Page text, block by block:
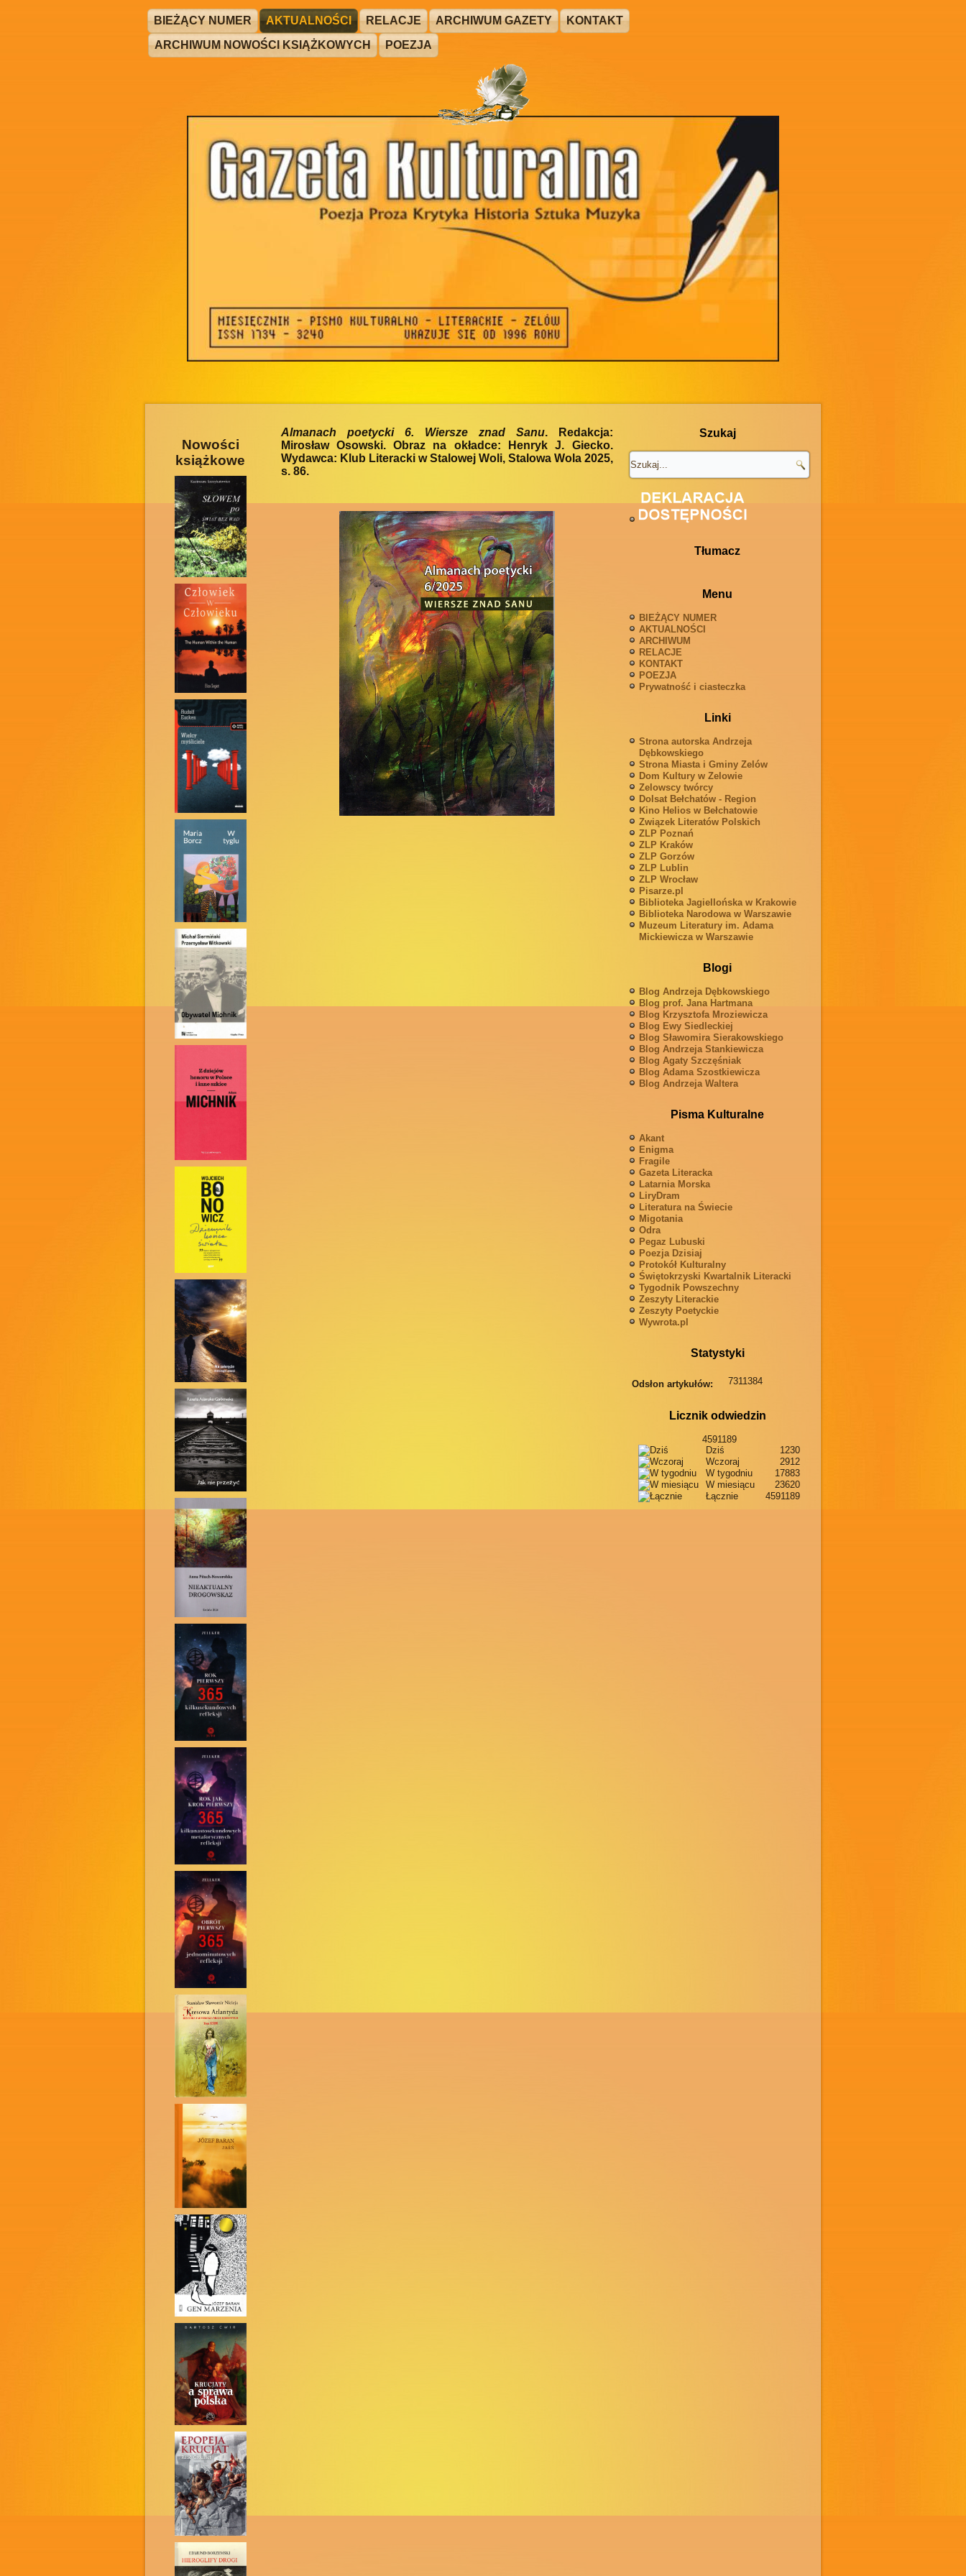
BIEŻĄCY NUMER AKTUALNOŚCI RELACJE ARCHIWUM GAZETY
KONTAKT
ARCHIWUM NOWOŚCI KSIĄŻKOWYCH
POEZJA
Nowości
książkowe
Almanach poetycki 6. Wiersze znad Sanu. Redakcja:
Mirosław Osowski. Obraz na okładce: Henryk J. Giecko.
Wydawca: Klub Literacki w Stalowej Woli, Stalowa Wola 2025,
s. 86.
Szukaj
Tłumacz
Menu
BIEŻĄCY NUMER
AKTUALNOŚCI
ARCHIWUM
RELACJE
KONTAKT
POEZJA
Prywatność i ciasteczka
Linki
Strona autorska Andrzeja
Dębkowskiego
Strona Miasta i Gminy Zelów
Dom Kultury w Zelowie
Zelowscy twórcy
Dolsat Bełchatów - Region
Kino Helios w Bełchatowie
Związek Literatów Polskich
ZLP Poznań
ZLP Kraków
ZLP Gorzów
ZLP Lublin
ZLP Wrocław
Pisarze.pl
Biblioteka Jagiellońska w Krakowie
Biblioteka Narodowa w Warszawie
Muzeum Literatury im. Adama
Mickiewicza w Warszawie
Blogi
Blog Andrzeja Dębkowskiego
Blog prof. Jana Hartmana
Blog Krzysztofa Mroziewicza
Blog Ewy Siedleckiej
Blog Sławomira Sierakowskiego
Blog Andrzeja Stankiewicza
Blog Agaty Szczęśniak
Blog Adama Szostkiewicza
Blog Andrzeja Waltera
Pisma Kulturalne
Akant
Enigma
Fragile
Gazeta Literacka
Latarnia Morska
LiryDram
Literatura na Świecie
Migotania
Odra
Pegaz Lubuski
Poezja Dzisiaj
Protokół Kulturalny
Świętokrzyski Kwartalnik Literacki
Tygodnik Powszechny
Zeszyty Literackie
Zeszyty Poetyckie
Wywrota.pl
Statystyki
Odsłon artykułów: 7311384
Licznik odwiedzin
4591189
Dziś
1230
Wczoraj
2912
W tygodniu
17883
W miesiącu
23620
Łącznie
4591189